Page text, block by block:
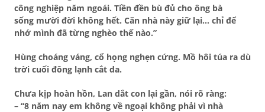
công nghiệp năm ngoái. Tiền đền bù đủ cho ông bà
sống mười đời không hết. Căn nhà này giữ lại… chỉ để
nhớ mình đã từng nghèo thế nào.”
Hùng choáng váng, cổ họng nghẹn cứng. Mồ hôi túa ra dù
trời cuối đông lạnh cắt da.
Chưa kịp hoàn hồn, Lan dắt con lại gần, nói rõ ràng:
– “8 năm nay em không về ngoại không phải vì nhà